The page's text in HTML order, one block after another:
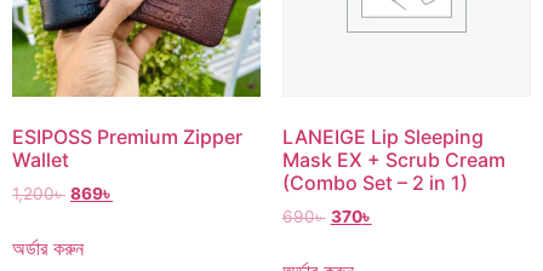
ESIPOSS Premium Zipper
Wallet
1,200৳ 869৳
অর্ডার করুন
LANEIGE Lip Sleeping
Mask EX + Scrub Cream
(Combo Set – 2 in 1)
690৳ 370৳